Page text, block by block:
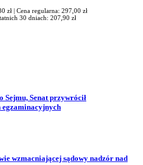
zł | Cena regularna: 297,00 zł
30 dniach: 207,90 zł
Sejmu, Senat przywrócił
wzmacniającej sądowy nadzór nad